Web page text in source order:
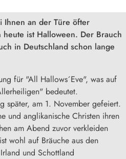
Ihnen an der Türe öfter
ist Halloween. Der Brauch
in Deutschland schon lange
für "All Hallows´Eve", was auf
bedeutet.
später, am 1. November gefeiert.
und anglikanische Christen ihren
am Abend zuvor verkleiden
wohl auf Bräuche aus den
und Schottland